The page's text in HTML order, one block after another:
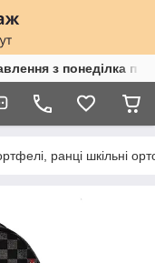
з понеділка по
ранці шкільні